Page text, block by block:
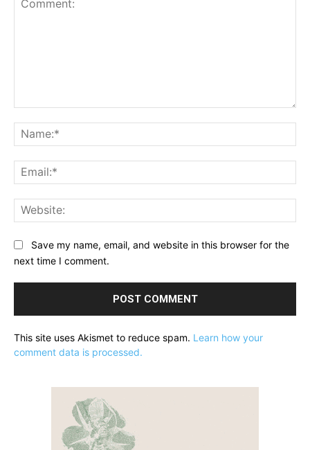
Save my name, email, and website in this browser for the
next time I comment.
This site uses Akismet to reduce spam. Learn how your
comment data is processed.